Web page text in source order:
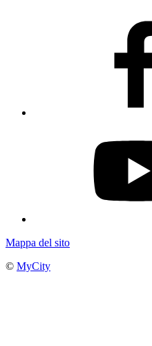
Mappa del sito
© MyCity